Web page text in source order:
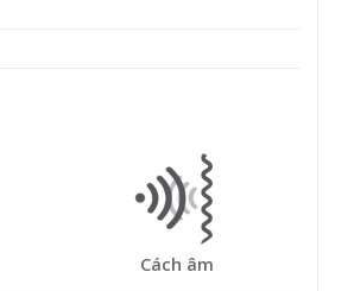
Cách âm